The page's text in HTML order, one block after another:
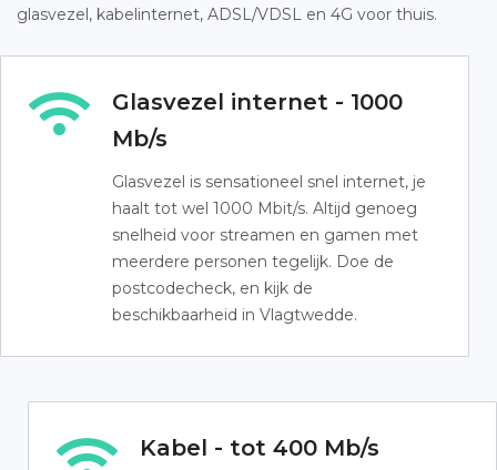
glasvezel, kabelinternet, ADSL/VDSL en 4G voor thuis.
Glasvezel internet - 1000
Mb/s
Glasvezel is sensationeel snel internet, je
haalt tot wel 1000 Mbit/s. Altijd genoeg
snelheid voor streamen en gamen met
meerdere personen tegelijk. Doe de
postcodecheck, en kijk de
beschikbaarheid in Vlagtwedde.
Kabel - tot 400 Mb/s